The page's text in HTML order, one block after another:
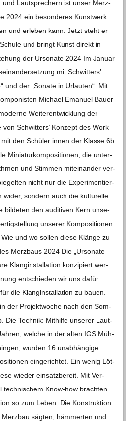
und Laut­spre­chern ist unser Merz­
2024 ein beson­de­res Kunst­werk
und erle­ben kann. Jetzt steht er
und bringt Kunst direkt in
der Urso­nate 2024 Im Januar
mit Schwit­ters’
und der „Sonate in Urlau­ten“. Mit
Michael Ema­nuel Bauer
Wei­ter­ent­wick­lung der
Schwit­ters’ Kon­zept des Work
den Schüler:innen der Klasse 6b
Minia­tur­kom­po­si­tio­nen, die unter­
und Stim­men mit­ein­an­der ver­
nicht nur die Expe­ri­men­tier­
wider, son­dern auch die kul­tu­relle
bil­de­ten den audi­tiven Kern unse­
unse­rer Kom­po­si­tio­nen
und wo sol­len diese Klänge zu
Merz­baus 2024 Die „Urso­nate
Klang­in­stal­la­tion kon­zi­piert wer­
ent­schie­den wir uns dafür
die Klang­in­stal­la­tion zu bauen.
der Pro­jekt­wo­che nach den Som­
Die Tech­nik: Mit­hilfe unse­rer Laut­
wel­che in der alten IGS Müh­
wur­den 16 unab­hän­gige
ein­ge­rich­tet. Ein wenig Löt­
wie­der ein­satz­be­reit. Mit Ver­
tech­ni­schem Know-how brach­ten
so zum Leben. Die Kon­struk­tion:
Merz­bau säg­ten, häm­mer­ten und